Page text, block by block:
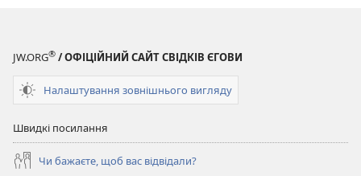
JW.ORG® / ОФІЦІЙНИЙ САЙТ СВІДКІВ ЄГОВИ
Налаштування зовнішнього вигляду
Швидкі посилання
Чи бажаєте, щоб вас відвідали?